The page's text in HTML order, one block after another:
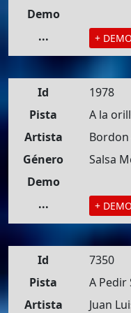
Demo
...
+ DEMO
Id
1978
Pista
A la
Artista
Bordon
Género
Salsa
Demo
...
+ DEMO
Id
7350
Pista
A Pedir
Artista
Juan